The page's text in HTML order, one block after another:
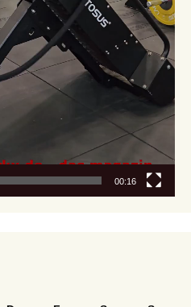
00:16